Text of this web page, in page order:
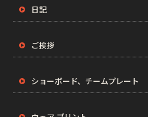
日記
ご挨拶
ショーボード、チームプレート